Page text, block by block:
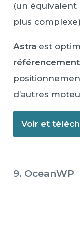
(un équivalent
plus
Astraest
d’autres
Voir et
9. OceanWP